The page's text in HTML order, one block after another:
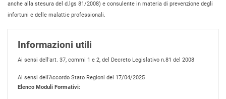
anche alla stesura del d.lgs 81/2008) e consulente in materia di prevenzione degli
infortuni e delle malattie professionali.
Informazioni utili
Ai sensi dell'art. 37, commi 1 e 2, del Decreto Legislativo n.81 del 2008
Ai sensi dell’Accordo Stato Regioni del 17/04/2025
Elenco Moduli Formativi: